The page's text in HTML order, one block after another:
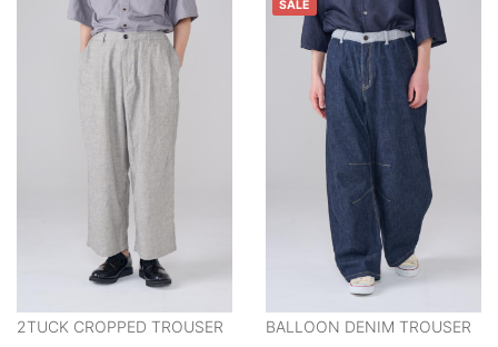
2TUCK CROPPED TROUSER
SALE
BALLOON DENIM TROUSER